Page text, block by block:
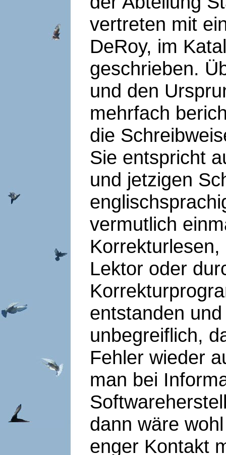
vertreten mit
DeRoy, im
geschrieben.
und den
mehrfach
die
Sie entspricht
und jetzigen
vermutlich
Lektor oder
entstanden
unbegreiflich,
Fehler wieder
man bei
dann wäre
enger Kontakt